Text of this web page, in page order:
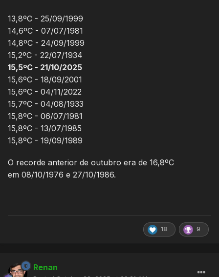
13,8ºC - 25/09/1999
14,6ºC - 07/07/1981
14,8ºC - 24/09/1999
15,2ºC - 22/07/1934
15,5ºC - 21/10/2025
15,6ºC - 18/09/2001
15,6ºC - 04/11/2022
15,7ºC - 04/08/1933
15,8ºC - 06/07/1981
15,8ºC - 13/07/1985
15,8ºC - 19/09/1989
O recorde anterior de outubro era de 16,8ºC
em 08/10/1976 e 27/10/1986.
18 9
Renan